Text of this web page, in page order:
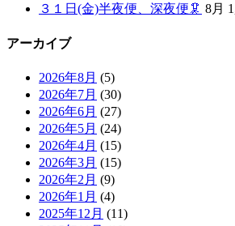
３１日(金)半夜便、深夜便🦑 8月
アーカイブ
2026年8月 (5)
2026年7月 (30)
2026年6月 (27)
2026年5月 (24)
2026年4月 (15)
2026年3月 (15)
2026年2月 (9)
2026年1月 (4)
2025年12月 (11)